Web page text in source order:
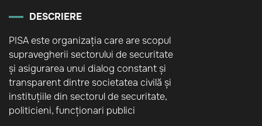
DESCRIERE
PISA este organizația care are scopul
supravegherii sectorului de securitate
și asigurarea unui dialog constant și
transparent dintre societatea civilă și
instituțiile din sectorul de securitate,
politicieni, funcționari publici